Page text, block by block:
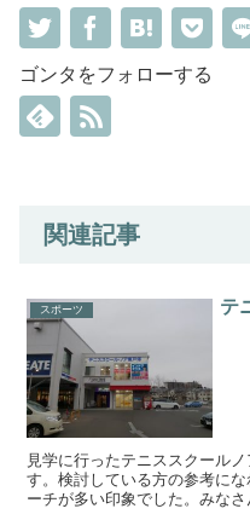
ゴンタをフォローする
関連記事
スポーツ テ
見学に行ったテニススクール
す。検討している方の参考に
ーチが多い印象でした。みな